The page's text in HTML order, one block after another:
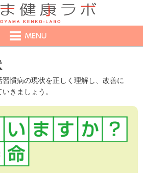
慣病の現状を正しく理解し、改善に
きましょう。